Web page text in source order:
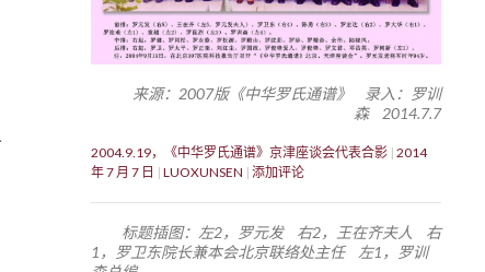
来源：2007版《中华罗氏通谱》 录入：罗训
森 2014.7.7
2004.9.19，《中华罗氏通谱》京津座谈会代表合影 2014
年 7 月 7 日
LUOXUNSEN 添加评论
标题插图：左2，罗元发 右2，王在齐夫人 右
1，罗卫东院长兼本会北京联络处主任 左1，罗训